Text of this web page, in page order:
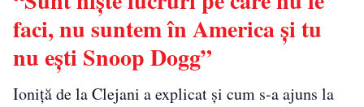
faci, nu suntem în America și tu
nu ești Snoop Dogg”
Ioniţă de la Clejani a explicat şi cum s-a ajuns la